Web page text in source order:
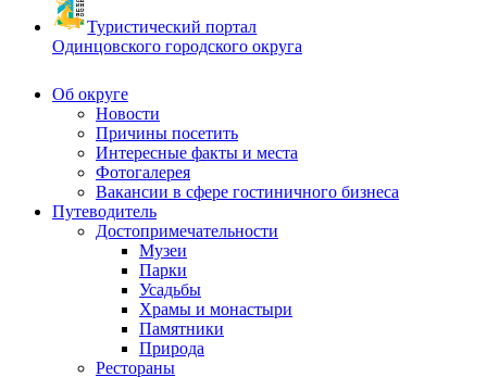
Туристический портал
Одинцовского городского округа
Об округе
Новости
Причины посетить
Интересные факты и места
Фотогалерея
Вакансии в сфере гостиничного бизнеса
Путеводитель
Достопримечательности
Музеи
Парки
Усадьбы
Храмы и монастыри
Памятники
Природа
Рестораны